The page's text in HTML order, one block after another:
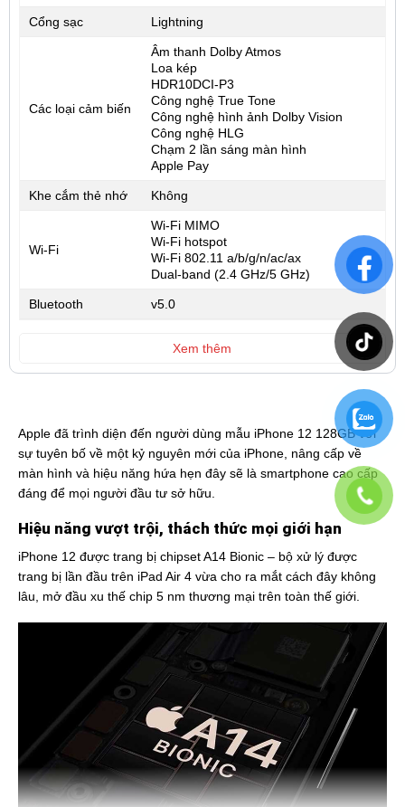
Apple đã trình diện đến người dùng mẫu iPhone 12 128GB với
sự tuyên bố về một kỷ nguyên mới của iPhone, nâng cấp về
màn hình và hiệu năng hứa hẹn đây sẽ là smartphone cao cấp
đáng để mọi người đầu tư sở hữu.
Hiệu năng vượt trội, thách thức mọi giới hạn
iPhone 12 được trang bị chipset A14 Bionic – bộ xử lý được
trang bị lần đầu trên iPad Air 4 vừa cho ra mắt cách đây không
lâu, mở đầu xu thế chip 5 nm thương mại trên toàn thế giới.
Cổng sạc Lightning
Các loại cảm biến
Âm thanh Dolby Atmos
Loa kép
HDR10DCI-P3
Công nghệ True Tone
Công nghệ hình ảnh Dolby Vision
Công nghệ HLG
Chạm 2 lần sáng màn hình
Apple Pay
Khe cắm thẻ nhớ Không
Wi-Fi
Wi-Fi MIMO
Wi-Fi hotspot
Wi-Fi 802.11 a/b/g/n/ac/ax
Dual-band (2.4 GHz/5 GHz)
Bluetooth v5.0
Xem thêm